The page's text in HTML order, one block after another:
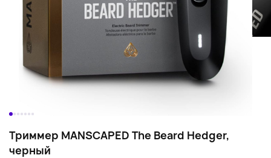
Триммер MANSCAPED The Beard Hedger,
черный